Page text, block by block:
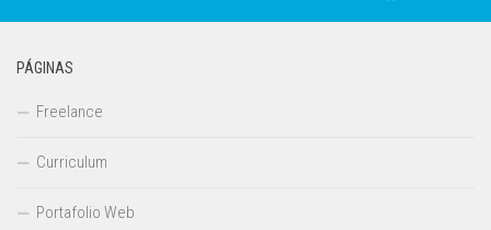
PÁGINAS
Freelance
Curriculum
Portafolio Web